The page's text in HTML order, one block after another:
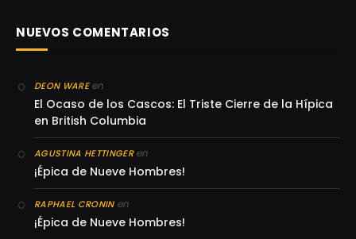
NUEVOS COMENTARIOS
DEON WAREen
El Ocaso de los Cascos: El Triste Cierre de la Hípica
en British Columbia
AGUSTINA HETTINGERen
¡Épica de Nueve Hombres!
RAPHAEL CRONINen
¡Épica de Nueve Hombres!